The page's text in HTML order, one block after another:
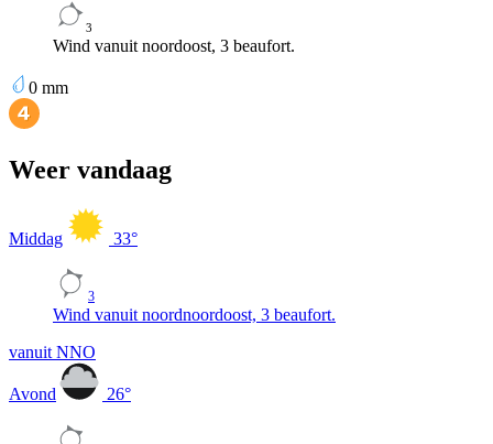
3
Wind vanuit noordoost, 3 beaufort.
0 mm
Weer vandaag
Middag 33°
3
Wind vanuit noordnoordoost, 3 beaufort.
vanuit NNO
Avond 26°